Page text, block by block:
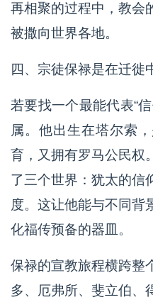
再相聚的过程中，教会
被撒向世界各地。
四、宗徒保禄是在迁徙
若要找一个最能代表“
属。他出生在塔尔索
育，又拥有罗马公民权
了三个世界：犹太的信
度。这让他能与不同背
化福传预备的器皿。
保禄的宣教旅程横跨整
多、厄弗所、斐立伯